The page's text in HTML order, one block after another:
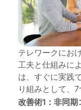
テレワークにお
工夫と仕組みに
は、すぐに実践
り組みとして、7
改善術1：非同